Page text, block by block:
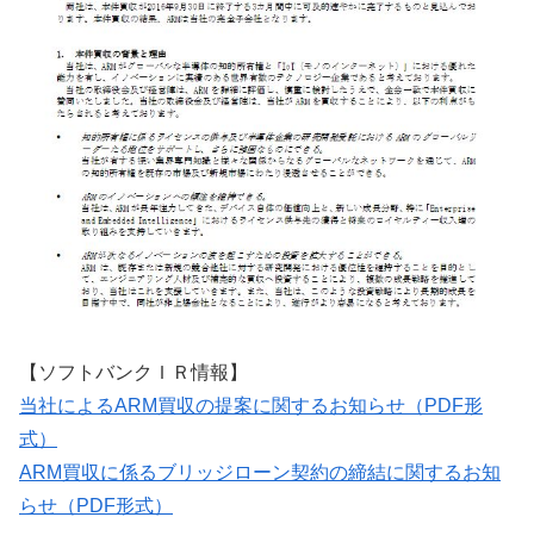
【ソフトバンクＩＲ情報】
当社によるARM買収の提案に関するお知らせ（PDF形
式）
ARM買収に係るブリッジローン契約の締結に関するお知
らせ（PDF形式）